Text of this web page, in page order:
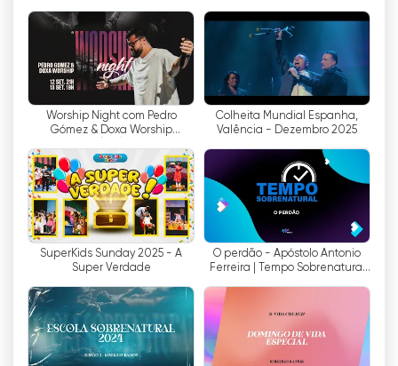
さらに、WAY TVは無料で生放送を視聴できる。つ
まり、衛星テレビにアクセスできる人なら誰でも、
このチャンネルにチャンネルを合わせ、さまざまな
キリスト教番組を無料で楽しむことができる。これ
は、宗教番組へのアクセスが制限されている地域で
は特に重要である。
2013年5月、WAY TVはSupernatural TVブランドを
立ち上げた。これは、MEO Kanalのプラットフォー
ム（位置207393）を通じて、またFacebookペー
ジを通じてのテレビにおける最初の大きな試みでし
た。この取り組みにより、WAY TVはそのリーチを
さらに広げ、さらに多くの人々が母国語でキリスト
教番組にアクセスできるようになりました。
最初のスーパーナチュラルTV番組は多くの視聴者
を惹きつけ、視聴者から好意的なフィードバックを
Worship Night com Pedro
Gómez & Doxa Worship
Colheita Mundial Espanha,
Valência - Dezembro 2025
SuperKids Sunday 2025 - A
Super Verdade
O perdão - Apóstolo Antonio
Ferreira | Tempo Sobrenatural